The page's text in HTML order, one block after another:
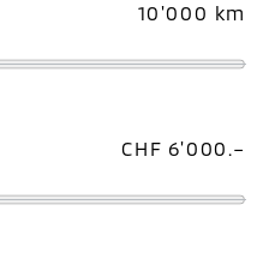
10'000 km
CHF 6'000.–